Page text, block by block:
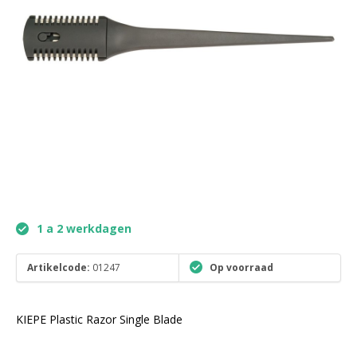
1 a 2 werkdagen
Artikelcode: 01247 Op voorraad
KIEPE Plastic Razor Single Blade